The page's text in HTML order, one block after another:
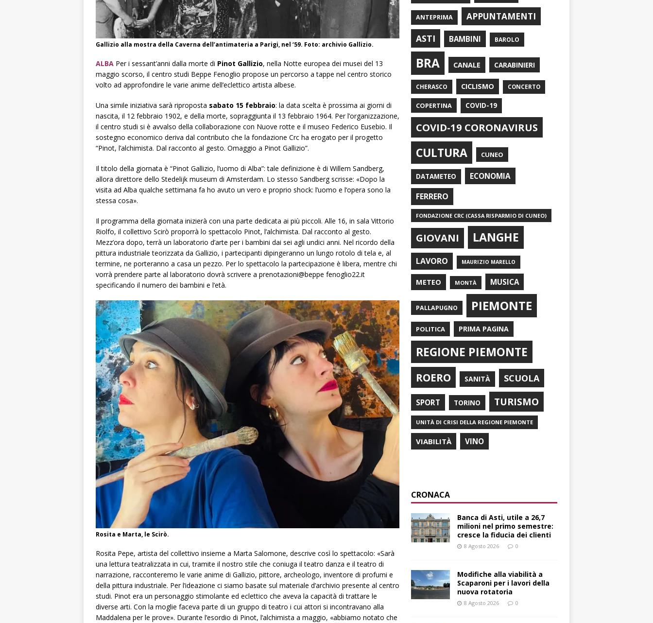
Gallizio alla mostra della Caverna dell’antimateria a Parigi, nel ‘59. Foto: archivio Gallizio.
ALBA Peri sessant’anni dalla morte di Pinot Gallizio, nella Notte europea dei musei del 13
maggio scorso, il centro studi Beppe Fenoglio propose un percorso a tappe nel centro storico
volto ad approfondire le varie anime dell’eclettico artista albese.
Una simile iniziativa sarà riproposta sabato 15 febbraio: la data scelta è prossima ai giorni di
nascita, il 12 febbraio 1902, e della morte, sopraggiunta il 13 febbraio 1964. Per l’organizzazione,
il centro studi si è avvalso della collaborazione con Nuove rotte e il museo Federico Eusebio. Il
sostegno economico deriva dal contributo che la fondazione Crc ha erogato per il progetto
“Pinot, l’alchimista. Dal racconto al gesto. Omaggio a Pinot Gallizio”.
Il titolo della giornata è “Pinot Gallizio, l’uomo di Alba”: tale definizione è di Willem Sandberg,
allora direttore dello Stedelijk museum di Amsterdam. Lo stesso Sandberg scrisse: «Dopo la
visita ad Alba qualche settimana fa ho avuto un vero e proprio shock: l’uomo e l’opera sono la
stessa cosa».
Il programma della giornata inizierà con una parte dedicata ai più piccoli. Alle 16, in sala Vittorio
Riolfo, il collettivo Scirò proporrà lo spettacolo Pinot, l’alchimista. Dal racconto al gesto.
Mezz’ora dopo, terrà un laboratorio d’arte per i bambini dai sei agli undici anni. Nel ricordo della
pittura industriale teorizzata da Gallizio, i partecipanti dipingeranno un lungo rotolo di tela e, al
termine, ne porteranno a casa un pezzo. Per lo spettacolo la partecipazione è libera, mentre chi
vorrà prendere parte al laboratorio dovrà scrivere a prenotazioni@beppe fenoglio22.it
specificando il numero dei bambini e l’età.
Rosita e Marta, le Scirò.
Rosita Pepe, artista del collettivo insieme a Marta Salomone, descrive così lo spettacolo: «Sarà
una lettura teatralizzata in cui, tramite il nostro stile che coniuga il teatro danza e il teatro di
narrazione, racconteremo le varie anime di Gallizio, pittore, archeologo, inventore di profumi e
della pittura industriale. Per l’ideazione ci siamo basate sul materiale d’archivio presente al centro
studi. Pinot era un personaggio stimolante ed eclettico che aveva la capacità di trattare le
diverse arti. Con la moglie faceva parte di un gruppo di teatro i cui attori si incontravano alla
Maddalena per le prove». Durante l’esordio di Pinot, l’alchimista a maggio, «abbiamo notato che
ANTEPRIMA
APPUNTAMENTI
ASTI
BAMBINI BAROLO
BRA CANALE CARABINIERI
CHERASCO CICLISMO CONCERTO
COPERTINA COVID-19
COVID-19 CORONAVIRUS
CULTURA CUNEO
DATAMETEO ECONOMIA
FERRERO
FONDAZIONE CRC (CASSA RISPARMIO DI CUNEO)
GIOVANI LANGHE
LAVORO MAURIZIO MARELLO
METEO MONTÀ MUSICA
PALLAPUGNO PIEMONTE
POLITICA PRIMA PAGINA
REGIONE PIEMONTE
ROERO SANITÀ SCUOLA
SPORT TORINO TURISMO
UNITÀ DI CRISI DELLA REGIONE PIEMONTE
VIABILITÀ VINO
CRONACA
Banca di Asti, utile a 26,7
milioni nel primo semestre:
cresce la fiducia dei clienti
8 Agosto 2026 0
Modifiche alla viabilità a
Scaparoni per i lavori della
nuova rotatoria
8 Agosto 2026 0